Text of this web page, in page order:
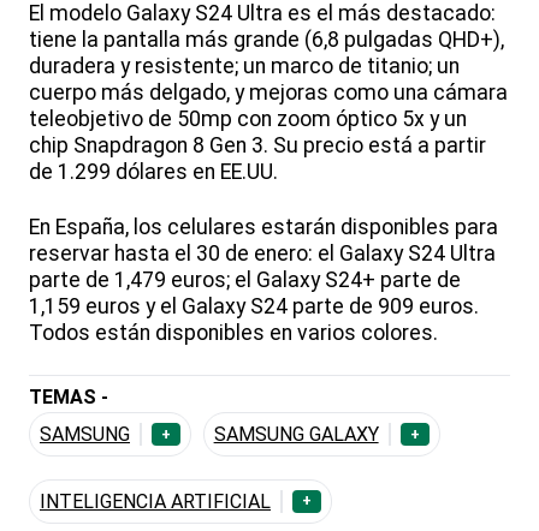
El modelo Galaxy S24 Ultra es el más destacado:
tiene la pantalla más grande (6,8 pulgadas QHD+),
duradera y resistente; un marco de titanio; un
cuerpo más delgado, y mejoras como una cámara
teleobjetivo de 50mp con zoom óptico 5x y un
chip Snapdragon 8 Gen 3. Su precio está a partir
de 1.299 dólares en EE.UU.
En España, los celulares estarán disponibles para
reservar hasta el 30 de enero: el Galaxy S24 Ultra
parte de 1,479 euros; el Galaxy S24+ parte de
1,159 euros y el Galaxy S24 parte de 909 euros.
Todos están disponibles en varios colores.
TEMAS -
SAMSUNG
+ SAMSUNG GALAXY +
INTELIGENCIA ARTIFICIAL +